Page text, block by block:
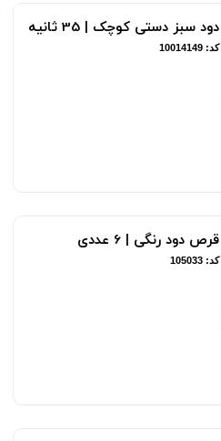
دود سبز دستی کوچک | 35 ثانیه
کد: 10014149
قرص دود رنگی | 6 عددی
کد: 105033